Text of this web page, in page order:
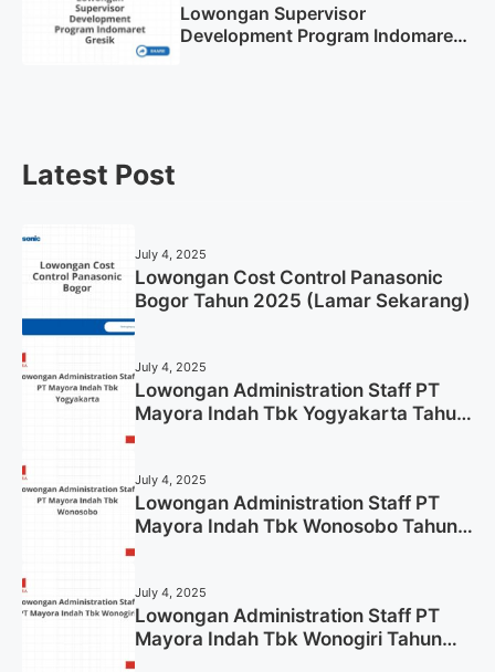
Lowongan Supervisor
Development Program Indomaret
Latest Post
July 4, 2025
Lowongan Cost Control Panasonic
Bogor Tahun 2025 (Lamar Sekarang)
July 4, 2025
Lowongan Administration Staff PT
Mayora Indah Tbk Yogyakarta Tahun
July 4, 2025
Lowongan Administration Staff PT
Mayora Indah Tbk Wonosobo Tahun
July 4, 2025
Lowongan Administration Staff PT
Mayora Indah Tbk Wonogiri Tahun